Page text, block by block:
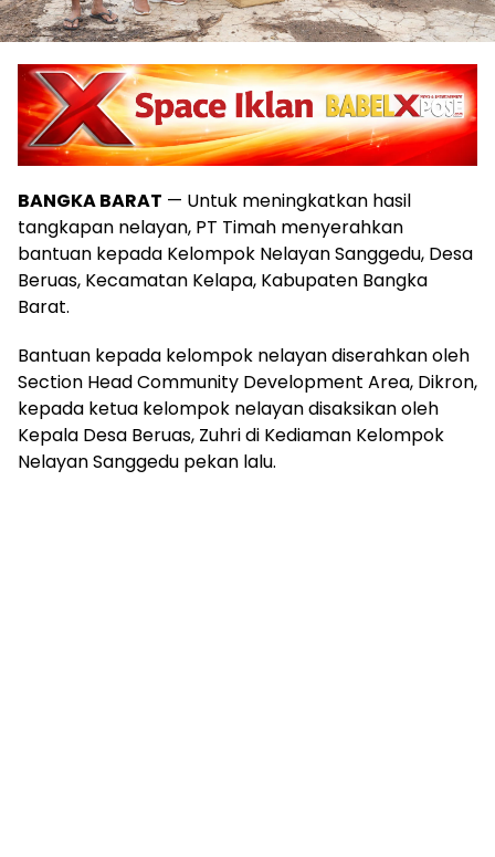
BANGKA BARAT— Untuk meningkatkan hasil
tangkapan nelayan, PT Timah menyerahkan
Beruas, Kecamatan Kelapa, Kabupaten Bangka
Barat.
Bantuan kepada kelompok nelayan diserahkan oleh
Section Head Community Development Area, Dikron,
Kepala Desa Beruas, Zuhri di Kediaman Kelompok
Nelayan Sanggedu pekan lalu.